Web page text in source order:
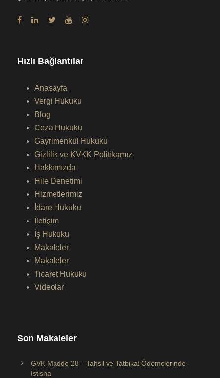
Hızlı Bağlantılar
Anasayfa
Vergi Hukuku
Blog
Ceza Hukuku
Gayrimenkul Hukuku
Gizlilik ve KVKK Politikamız
Hakkımızda
Hile Denetimi
Hizmetlerimiz
İdare Hukuku
İletişim
İş Hukuku
Makaleler
Makaleler
Ticaret Hukuku
Videolar
Son Makaleler
GVK Madde 28 – Tahsil ve Tatbikat Ödemelerinde
İstisna